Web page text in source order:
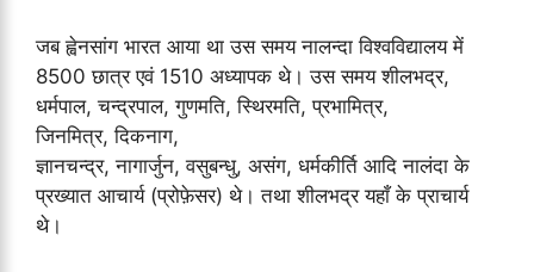
जब ह्वेनसांग भारत आया था उस समय नालन्दा विश्‍वविद्यालय में
8500 छात्र एवं 1510 अध्यापक थे। उस समय शीलभद्र,
धर्मपाल, चन्द्रपाल, गुणमति, स्थिरमति, प्रभामित्र,
जिनमित्र, दिकनाग,
ज्ञानचन्द्र, नागार्जुन, वसुबन्धु, असंग, धर्मकीर्ति आदि नालंदा के
प्रख्यात आचार्य (प्रोफ़ेसर) थे। तथा शीलभद्र यहाँ के प्राचार्य
थे।